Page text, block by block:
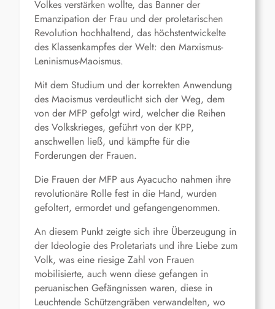
Volkes verstärken wollte, das Banner der
Emanzipation der Frau und der proletarischen
Revolution hochhaltend, das höchstentwickelte
des Klassenkampfes der Welt: den Marxismus-
Leninismus-Maoismus.
Mit dem Studium und der korrekten Anwendung
des Maoismus verdeutlicht sich der Weg, dem
von der MFP gefolgt wird, welcher die Reihen
des Volkskrieges, geführt von der KPP,
anschwellen ließ, und kämpfte für die
Forderungen der Frauen.
Die Frauen der MFP aus Ayacucho nahmen ihre
revolutionäre Rolle fest in die Hand, wurden
gefoltert, ermordet und gefangengenommen.
An diesem Punkt zeigte sich ihre Überzeugung in
der Ideologie des Proletariats und ihre Liebe zum
Volk, was eine riesige Zahl von Frauen
mobilisierte, auch wenn diese gefangen in
peruanischen Gefängnissen waren, diese in
Leuchtende Schützengräben verwandelten, wo